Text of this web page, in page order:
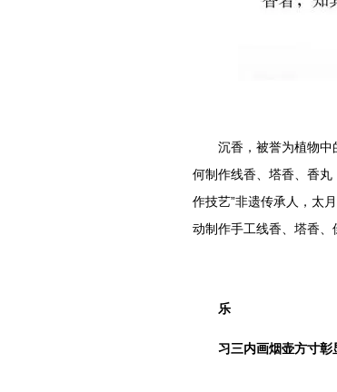
沉香，被誉为植物中的
何制作线香、塔香、香丸
作技艺”非遗传承人，太
动制作手工线香、塔香、
乐
习三内画烟壶方寸彰